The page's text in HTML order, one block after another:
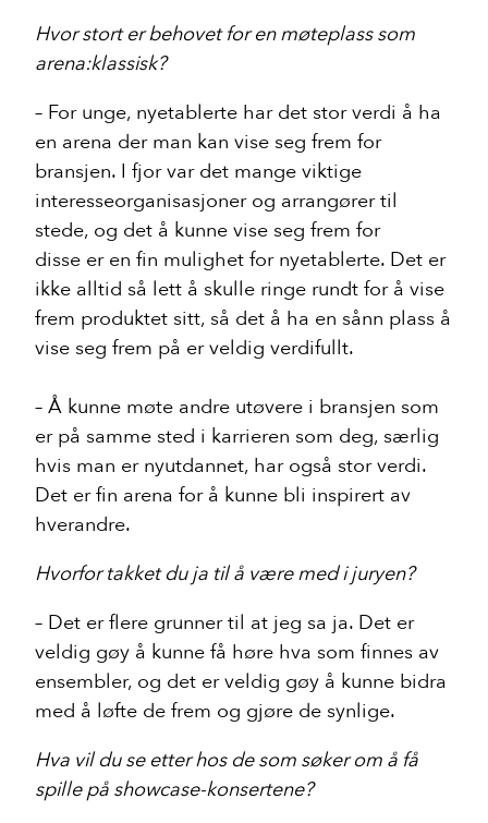
Nyheter
Arrangører
Prosjekter
Om klassisk
For medlemmer
Kontakt
klassisk@klassisk.net
Telefon:920 15 000
Hvor stort er behovet for en møteplass som
arena:klassisk?
– For unge, nyetablerte har det stor verdi å ha
en arena der man kan vise seg frem for
bransjen. I fjor var det mange viktige
interesseorganisasjoner og arrangører til
stede, og det å kunne vise seg frem for
disse er en fin mulighet for nyetablerte. Det er
ikke alltid så lett å skulle ringe rundt for å vise
frem produktet sitt, så det å ha en sånn plass å
vise seg frem på er veldig verdifullt.
– Å kunne møte andre utøvere i bransjen som
er på samme sted i karrieren som deg, særlig
hvis man er nyutdannet, har også stor verdi.
Det er fin arena for å kunne bli inspirert av
hverandre.
Hvorfor takket du ja til å være med i juryen?
– Det er flere grunner til at jeg sa ja. Det er
veldig gøy å kunne få høre hva som finnes av
ensembler, og det er veldig gøy å kunne bidra
med å løfte de frem og gjøre de synlige.
Hva vil du se etter hos de som søker om å få
spille på showcase-konsertene?